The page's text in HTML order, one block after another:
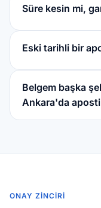
Süre kesin mi,
Eski tarihli bir
Belgem başka
Ankara'da apostil
ONAY ZINCIRI